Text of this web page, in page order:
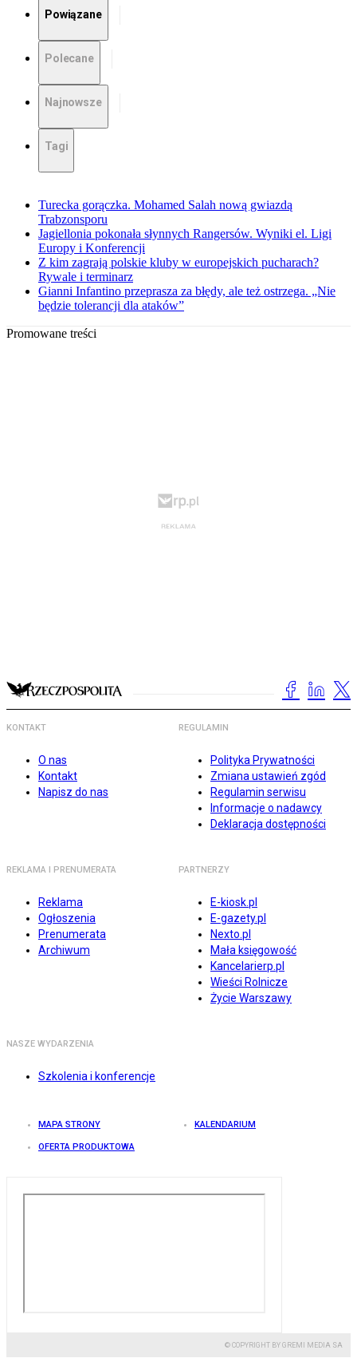
Powiązane
Polecane
Najnowsze
Tagi
Turecka gorączka. Mohamed Salah nową gwiazdą
Trabzonsporu
Jagiellonia pokonała słynnych Rangersów. Wyniki el. Ligi
Europy i Konferencji
Z kim zagrają polskie kluby w europejskich pucharach?
Rywale i terminarz
Gianni Infantino przeprasza za błędy, ale też ostrzega. „Nie
będzie tolerancji dla ataków”
Promowane treści
KONTAKT
O nas
Kontakt
Napisz do nas
REGULAMIN
Polityka Prywatności
Zmiana ustawień zgód
Regulamin serwisu
Informacje o nadawcy
Deklaracja dostępności
REKLAMA I PRENUMERATA
Reklama
Ogłoszenia
Prenumerata
Archiwum
PARTNERZY
E-kiosk.pl
E-gazety.pl
Nexto.pl
Mała księgowość
Kancelarierp.pl
Wieści Rolnicze
Życie Warszawy
NASZE WYDARZENIA
Szkolenia i konferencje
MAPA STRONY KALENDARIUM
OFERTA PRODUKTOWA
© COPYRIGHT BY GREMI MEDIA SA